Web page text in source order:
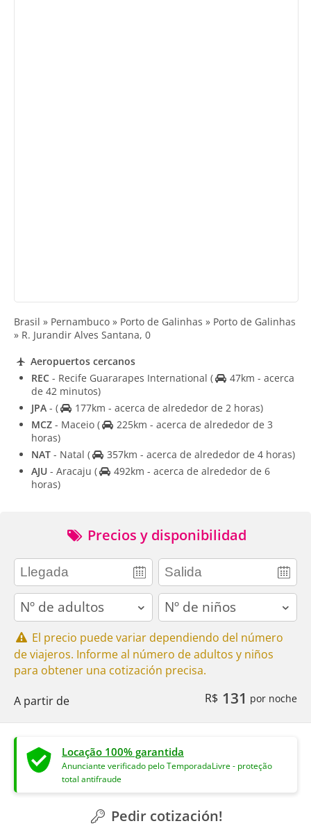
Brasil » Pernambuco » Porto de Galinhas » Porto de Galinhas
» R. Jurandir Alves Santana, 0
Aeropuertos cercanos
REC - Recife Guararapes International (
47km - acerca
de 42 minutos)
JPA - (
177km - acerca de alrededor de 2 horas)
MCZ - Maceio (
225km - acerca de alrededor de 3
horas)
NAT - Natal (
357km - acerca de alrededor de 4 horas)
AJU - Aracaju (
492km - acerca de alrededor de 6
horas)
Precios y disponibilidad
adults children
El precio puede variar dependiendo del número
de viajeros. Informe al número de adultos y niños
para obtener una cotización precisa.
A partir de
R$ 131 por noche
Locação 100% garantida
Anunciante verificado pelo TemporadaLivre - proteção
total antifraude
Pedir cotización!